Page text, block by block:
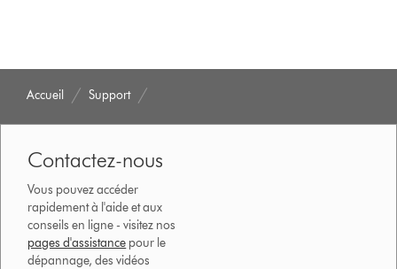
Accueil Support
Contactez-nous
Vous pouvez accéder
rapidement à l'aide et aux
conseils en ligne - visitez nos
pages d'assistance pour le
dépannage, des vidéos